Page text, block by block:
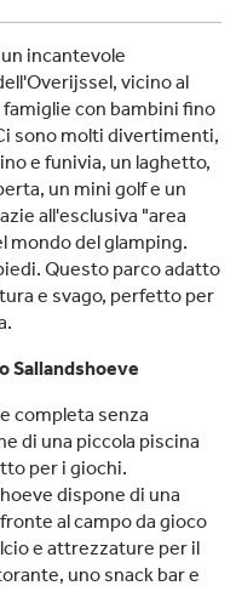
incantevole
vicino al
con bambini fino
sono molti divertimenti,
e funivia, un laghetto,
un mini golf e un
all'esclusiva "area
mondo del glamping.
Questo parco adatto
e svago, perfetto per
Sallandshoeve
completa senza
di una piccola piscina
per i giochi.
dispone di una
al campo da gioco
e attrezzature per il
uno snack bar e